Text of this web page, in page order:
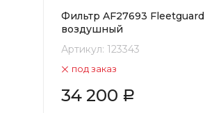
Фильтр AF27693 Fleetguard
воздушный
Артикул: 123343
под заказ
34 200 Р